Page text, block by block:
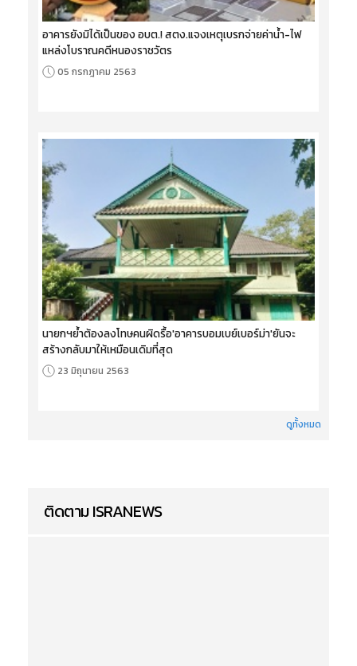
อาคารยังมิได้เป็นของ อบต.! สตง.แจงเหตุเบรกจ่ายค่าน้ำ-ไฟ
แหล่งโบราณคดีหนองราชวัตร
05 กรกฎาคม 2563
นายกฯย้ำต้องลงโทษคนผิดรื้อ'อาคารบอมเบย์เบอร์ม่า'ยันจะ
สร้างกลับมาให้เหมือนเดิมที่สุด
23 มิถุนายน 2563
ดูทั้งหมด
ติดตาม ISRANEWS